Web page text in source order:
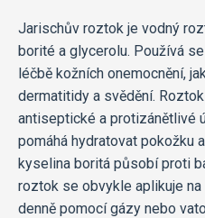
Jarischův roztok je vodný
borité a glycerolu. Používá
léčbě kožních onemocnění,
dermatitidy a svědění.
antiseptické a protizánětlivé
pomáhá hydratovat pokožku
kyselina boritá působí proti
roztok se obvykle aplikuje
denně pomocí gázy nebo